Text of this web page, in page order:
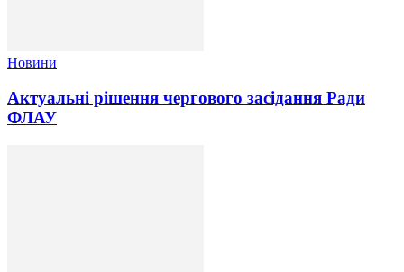
Новини
Актуальні рішення чергового засідання Ради
ФЛАУ